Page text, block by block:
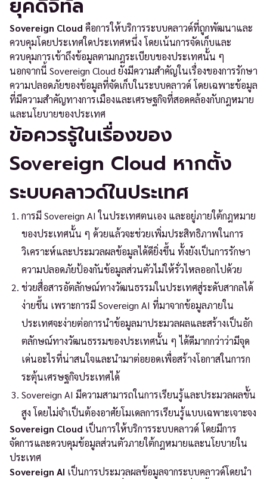
ยุคดิจิทัล
Sovereign Cloud คือการให้บริการระบบคลาวด์ที่ถูกพัฒนาและ
ควบคุมโดยประเทศใดประเทศหนึ่ง โดยเน้นการจัดเก็บและ
ควบคุมการเข้าถึงข้อมูลตามกฎระเบียบของประเทศนั้น ๆ
นอกจากนี้ Sovereign Cloud ยังมีความสำคัญในเรื่องของการรักษา
ความปลอดภัยของข้อมูลที่จัดเก็บในระบบคลาวด์ โดยเฉพาะข้อมูล
ที่มีความสำคัญทางการเมืองและเศรษฐกิจที่สอดคล้องกับกฎหมาย
และนโยบายของประเทศ
ข้อควรรู้ในเรื่องของ
Sovereign Cloud หากตั้ง
ระบบคลาวด์ในประเทศ
การมี Sovereign AI ในประเทศตนเอง และอยู่ภายใต้กฎหมาย
ของประเทศนั้น ๆ ด้วยแล้วจะช่วยเพิ่มประสิทธิภาพในการ
วิเคราะห์และประมวลผลข้อมูลได้ดียิ่งขึ้น ทั้งยังเป็นการรักษา
ความปลอดภัยป้องกันข้อมูลส่วนตัวไม่ให้รั่วไหลออกไปด้วย
ช่วยสื่อสารอัตลักษณ์ทางวัฒนธรรมในประเทศสู่ระดับสากลได้
ง่ายขึ้น เพราะการมี Sovereign AI ที่มาจากข้อมูลภายใน
ประเทศจะง่ายต่อการนำข้อมูลมาประมวลผลและสร้างเป็นอัก
ตลักษณ์ทางวัฒนธรรมของประเทศนั้น ๆ ได้ดีมากกว่าว่ามีจุด
เด่นอะไรที่น่าสนใจและนำมาต่อยอดเพื่อสร้างโอกาสในการก
ระตุ้นเศรษฐกิจประเทศได้
Sovereign AI มีความสามารถในการเรียนรู้และประมวลผลขั้น
สูง โดยไม่จำเป็นต้องอาศัยโมเดลการเรียนรู้แบบเฉพาะเจาะจง
Sovereign Cloud เป็นการให้บริการระบบคลาวด์ โดยมีการ
จัดการและควบคุมข้อมูลส่วนตัวภายใต้กฎหมายและนโยบายใน
ประเทศ
Sovereign AI เป็นการประมวลผลข้อมูลจากระบบคลาวด์โดยนำ